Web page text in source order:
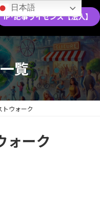
IP･記事ライセンス【法人】
覧
トウォーク
ォーク
日本語